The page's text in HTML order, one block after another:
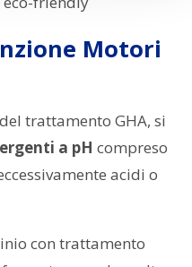
Motori
trattamento GHA, si
a pH compreso
acidi o
con trattamento